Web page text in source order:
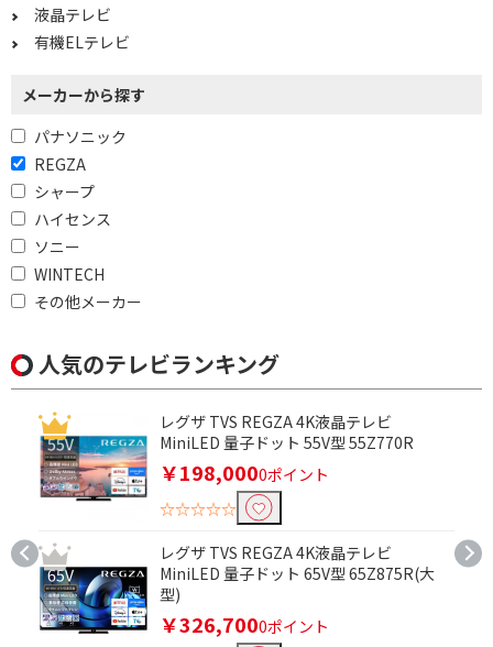
液晶テレビ
有機ELテレビ
メーカーから探す
パナソニック
REGZA
シャープ
ハイセンス
ソニー
WINTECH
その他メーカー
人気のテレビランキング
レグザ TVS REGZA 4K液晶テレビ
MiniLED 量子ドット 55V型 55Z770R
￥198,0000ポイント
☆☆☆☆☆
レグザ TVS REGZA 4K液晶テレビ
MiniLED 量子ドット 65V型 65Z875R(大
型)
￥326,7000ポイント